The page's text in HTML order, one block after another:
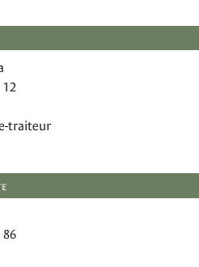
12
traiteur
86